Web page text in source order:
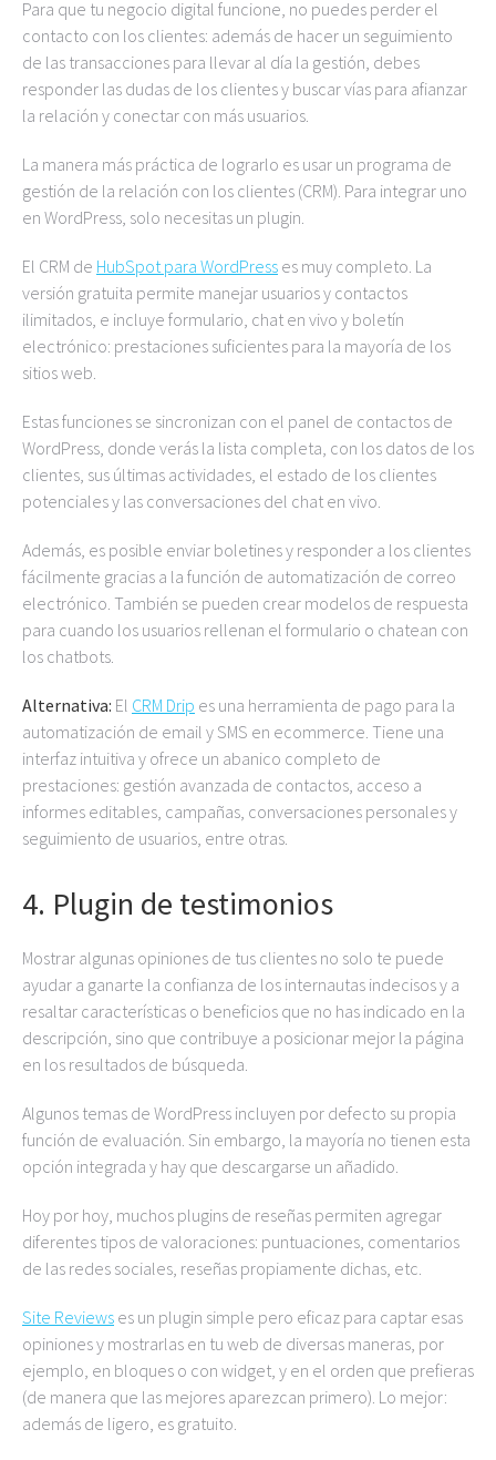
Para que tu negocio digital funcione, no puedes perder el
contacto con los clientes: además de hacer un seguimiento
de las transacciones para llevar al día la gestión, debes
responder las dudas de los clientes y buscar vías para afianzar
la relación y conectar con más usuarios.
La manera más práctica de lograrlo es usar un programa de
gestión de la relación con los clientes (CRM). Para integrar uno
en WordPress, solo necesitas un plugin.
El CRM de HubSpot para WordPress es muy completo. La
versión gratuita permite manejar usuarios y contactos
ilimitados, e incluye formulario, chat en vivo y boletín
electrónico: prestaciones suficientes para la mayoría de los
sitios web.
Estas funciones se sincronizan con el panel de contactos de
WordPress, donde verás la lista completa, con los datos de los
clientes, sus últimas actividades, el estado de los clientes
potenciales y las conversaciones del chat en vivo.
Además, es posible enviar boletines y responder a los clientes
fácilmente gracias a la función de automatización de correo
electrónico. También se pueden crear modelos de respuesta
para cuando los usuarios rellenan el formulario o chatean con
los chatbots.
Alternativa: El CRM Drip es una herramienta de pago para la
automatización de email y SMS en ecommerce. Tiene una
interfaz intuitiva y ofrece un abanico completo de
prestaciones: gestión avanzada de contactos, acceso a
informes editables, campañas, conversaciones personales y
seguimiento de usuarios, entre otras.
4. Plugin de testimonios
Mostrar algunas opiniones de tus clientes no solo te puede
ayudar a ganarte la confianza de los internautas indecisos y a
resaltar características o beneficios que no has indicado en la
descripción, sino que contribuye a posicionar mejor la página
en los resultados de búsqueda.
Algunos temas de WordPress incluyen por defecto su propia
función de evaluación. Sin embargo, la mayoría no tienen esta
opción integrada y hay que descargarse un añadido.
Hoy por hoy, muchos plugins de reseñas permiten agregar
diferentes tipos de valoraciones: puntuaciones, comentarios
de las redes sociales, reseñas propiamente dichas, etc.
Site Reviews es un plugin simple pero eficaz para captar esas
opiniones y mostrarlas en tu web de diversas maneras, por
ejemplo, en bloques o con widget, y en el orden que prefieras
(de manera que las mejores aparezcan primero). Lo mejor:
además de ligero, es gratuito.